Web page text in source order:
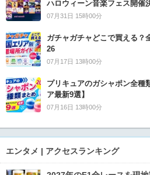
ハロウィーン音楽フェス開催
07月31日 15時00分
ガチャガチャどこで買える？
26
07月17日 13時00分
プリキュアのガシャポン全種
ア最新9選】
07月16日 13時00分
エンタメ | アクセスランキング